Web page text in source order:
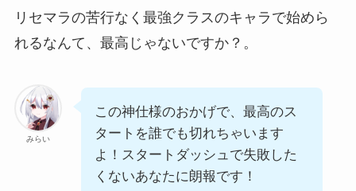
リセマラの苦行なく最強クラスのキャラで始めら
れるなんて、最高じゃないですか？。
みらい
この神仕様のおかげで、最高のス
タートを誰でも切れちゃいます
よ！スタートダッシュで失敗した
くないあなたに朗報です！